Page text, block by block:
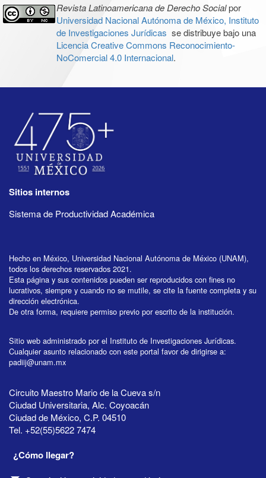
Revista Latinoamericana de Derecho Socialpor
Universidad Nacional Autónoma de México, Instituto
de Investigaciones Jurídicas se distribuye bajo una
Licencia Creative Commons Reconocimiento-
NoComercial 4.0 Internacional.
Sitios internos
Sistema de Productividad Académica
Hecho en México, Universidad Nacional Autónoma de México (UNAM),
todos los derechos reservados 2021.
Esta página y sus contenidos pueden ser reproducidos con fines no
lucrativos, siempre y cuando no se mutile, se cite la fuente completa y su
dirección electrónica.
De otra forma, requiere permiso previo por escrito de la institución.
Sitio web administrado por el Instituto de Investigaciones Jurídicas.
Cualquier asunto relacionado con este portal favor de dirigirse a:
padiij@unam.mx
Circuito Maestro Mario de la Cueva s/n
Ciudad Universitaria, Alc. Coyoacán
Ciudad de México, C.P. 04510
Tel. +52(55)5622 7474
¿Cómo llegar?